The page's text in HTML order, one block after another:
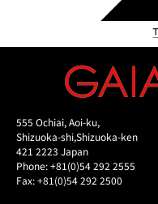
555 Ochiai, Aoi-ku,
Shizuoka-shi,Shizuoka-ken
421 2223 Japan
Phone: +81(0)54 292 2555
Fax: +81(0)54 292 2500